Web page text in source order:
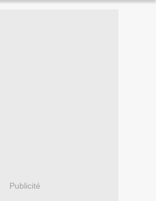
Publicité